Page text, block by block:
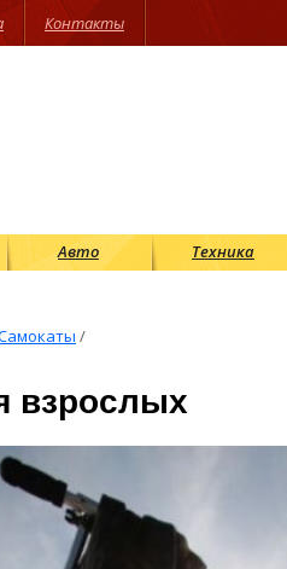
Контакты
Авто Техника
/
взрослых